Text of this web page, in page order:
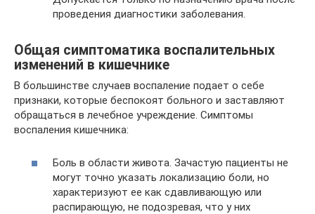
проведения диагностики заболевания.
Общая симптоматика воспалительных
изменений в кишечнике
В большинстве случаев воспаление подает о себе
признаки, которые беспокоят больного и заставляют
обращаться в лечебное учреждение. Симптомы
воспаления кишечника:
Боль в области живота. Зачастую пациенты не
могут точно указать локализацию боли, но
характеризуют ее как сдавливающую или
распирающую, не подозревая, что у них